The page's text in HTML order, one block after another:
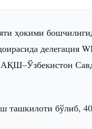
ҳокими
делегация
бўлиб, 40